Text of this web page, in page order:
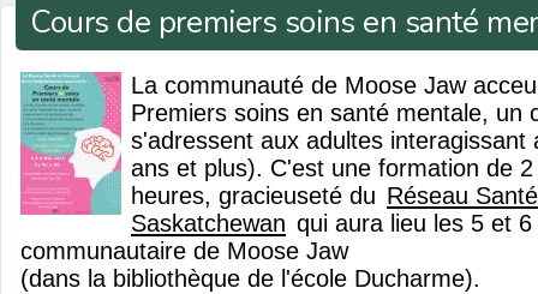
Cours de premiers soins en santé
La communauté de Moose Jaw
Premiers soins en santé mentale, un
s'adressent aux adultes interagissant
ans et plus). C'est une formation de
heures, gracieuseté du Réseau
Saskatchewan qui aura lieu les 5 et
communautaire de Moose Jaw
(dans la bibliothèque de l'école Ducharme).